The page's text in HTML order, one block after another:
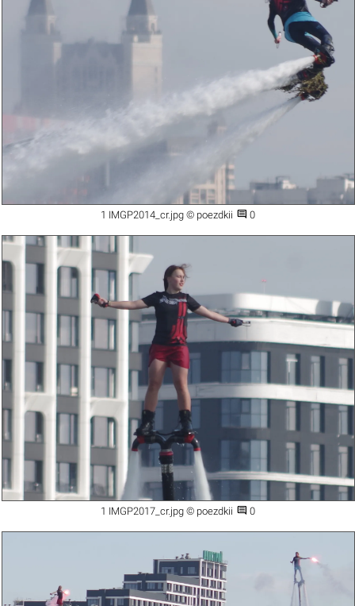
1 IMGP2014_cr.jpg © poezdkii  0
1 IMGP2017_cr.jpg © poezdkii  0